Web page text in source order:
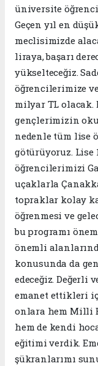
üniversite
Geçen yıl en
meclisimizde
liraya, başarı
yükselteceğiz.
öğrencilerimize
milyar TL
gençlerimizin
nedenle tüm lise
götürüyoruz. Lise
öğrencilerimizi
uçaklarla
topraklar kolay
öğrenmesi ve
bu programı
önemli
konusunda da
edeceğiz. Değerli
emanet ettikleri
onlara hem Milli
hem de kendi
eğitimi verdik.
şükranlarımı